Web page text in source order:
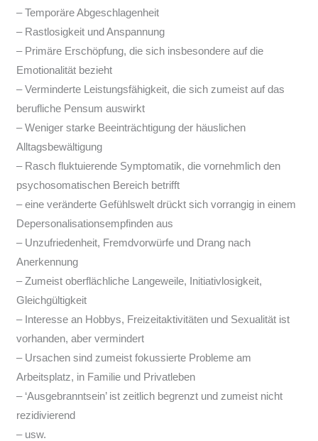
– Temporäre Abgeschlagenheit
– Rastlosigkeit und Anspannung
– Primäre Erschöpfung, die sich insbesondere auf die
Emotionalität bezieht
– Verminderte Leistungsfähigkeit, die sich zumeist auf das
berufliche Pensum auswirkt
– Weniger starke Beeinträchtigung der häuslichen
Alltagsbewältigung
– Rasch fluktuierende Symptomatik, die vornehmlich den
psychosomatischen Bereich betrifft
– eine veränderte Gefühlswelt drückt sich vorrangig in einem
Depersonalisationsempfinden aus
– Unzufriedenheit, Fremdvorwürfe und Drang nach
Anerkennung
– Zumeist oberflächliche Langeweile, Initiativlosigkeit,
Gleichgültigkeit
– Interesse an Hobbys, Freizeitaktivitäten und Sexualität ist
vorhanden, aber vermindert
– Ursachen sind zumeist fokussierte Probleme am
Arbeitsplatz, in Familie und Privatleben
– ‘Ausgebranntsein’ ist zeitlich begrenzt und zumeist nicht
rezidivierend
– usw.